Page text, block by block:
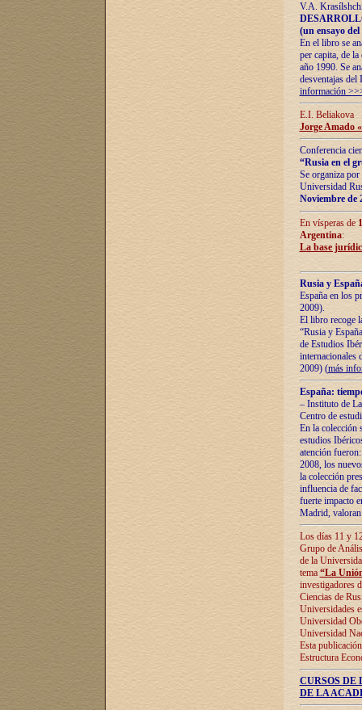
V.A.
(un ensayo
En el libro se
per capita, de
año 1990. Se
desventajas
información
E.I. Beliakova
Jorge Amado
Conferencia
“Rusia en el
Se organiza
Universidad
Noviembre de
En vísperas de
Argentina:
La base
Rusia y
España en los
2009).
El libro recoge
“Rusia y
de Estudios
internacionales
2009) (más
España:
– Instituto de
Centro de
En la colección
estudios
atención
2008, los
la colección
influencia de
fuerte impacto
Madrid,
Los días 11 y
Grupo de
de la
tema “La
investigadores
Ciencias de
Universidades
Universidad
Universidad
Esta
Estructura
CURSOS
DE LA